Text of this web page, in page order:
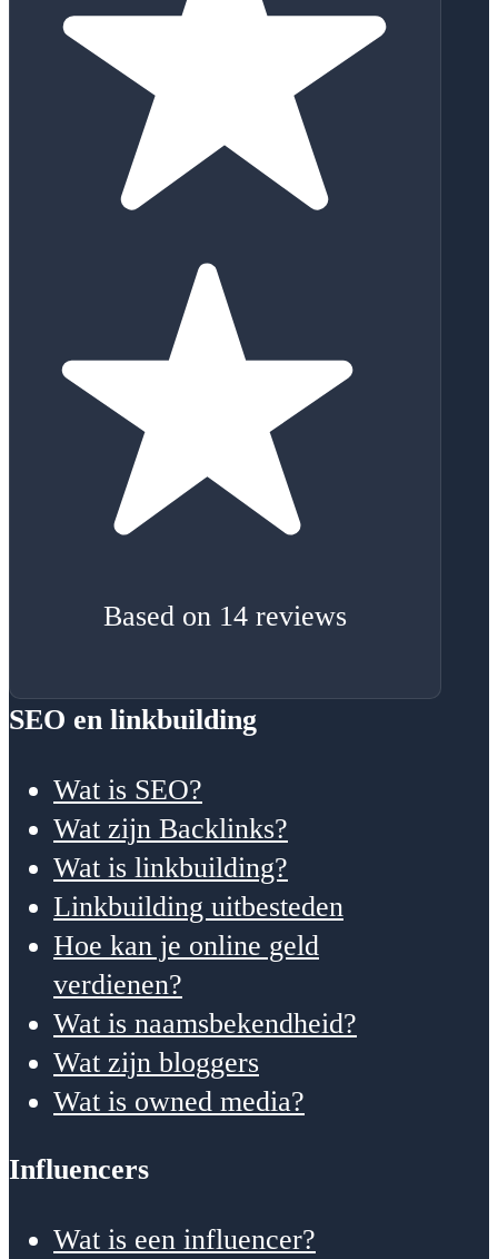
Based on 14 reviews
SEO en linkbuilding
Wat is SEO?
Wat zijn Backlinks?
Wat is linkbuilding?
Linkbuilding uitbesteden
Hoe kan je online geld
verdienen?
Wat is naamsbekendheid?
Wat zijn bloggers
Wat is owned media?
Influencers
Wat is een influencer?